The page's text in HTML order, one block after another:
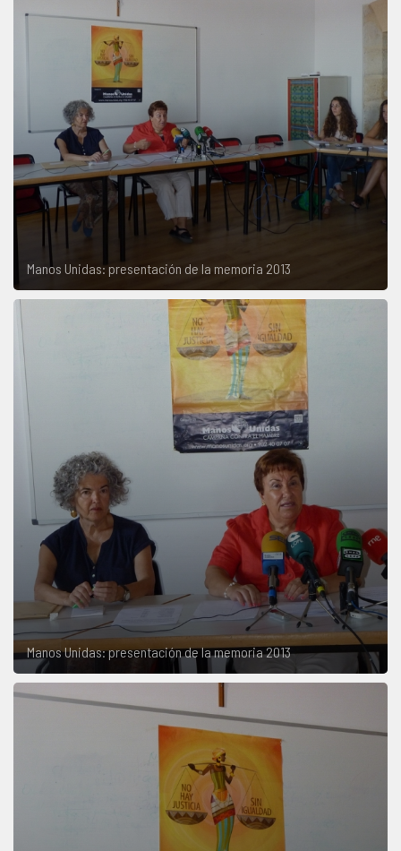
Manos Unidas: presentación de la memoria 2013
Manos Unidas: presentación de la memoria 2013